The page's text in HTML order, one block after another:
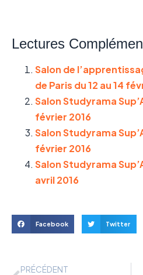
Lectures
Salon de
de Paris du 12 au 14
Salon Studyrama
février 2016
Salon Studyrama
février 2016
Salon Studyrama
avril 2016
Facebook Twitter
PRÉCÉDENT